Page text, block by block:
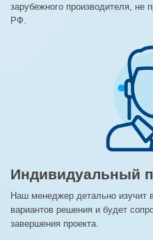
зарубежного производителя, не
РФ.
Индивидуальный
Наш менеджер детально изучит
вариантов решения и будет
завершения проекта.